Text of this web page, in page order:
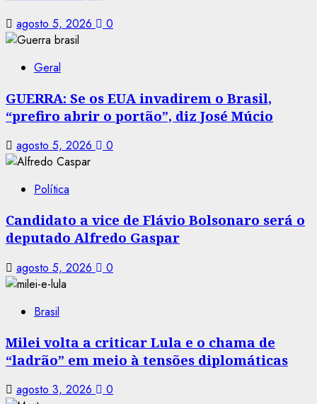
agosto 5, 2026 0
Geral
GUERRA: Se os EUA invadirem o Brasil,
“prefiro abrir o portão”, diz José Múcio
agosto 5, 2026 0
Política
Candidato a vice de Flávio Bolsonaro será o
deputado Alfredo Gaspar
agosto 5, 2026 0
Brasil
Milei volta a criticar Lula e o chama de
“ladrão” em meio à tensões diplomáticas
agosto 3, 2026 0